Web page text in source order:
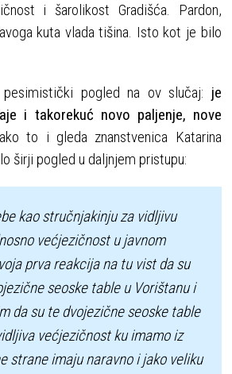
i šarolikost Gradišća. Pardon,
kuta vlada tišina. Isto kot je bilo
pogled na ov slučaj: je
i takorekuć novo paljenje, nove
to i gleda znanstvenica Katarina
širji pogled u daljnjem pristupu:
kao stručnjakinju za vidljivu
većjezičnost u javnom
prva reakcija na tu vist da su
seoske table u Vorištanu i
da su te dvojezične seoske table
većjezičnost ku imamo iz
strane imaju naravno i jako veliku